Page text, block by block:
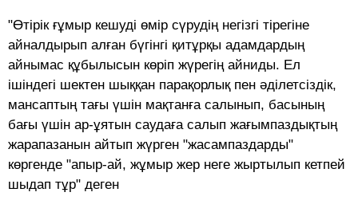
"Өтірік ғұмыр кешуді өмір сүрудің негізгі тірегіне
айналдырып алған бүгінгі қитұрқы адамдардың
айнымас құбылысын көріп жүрегің айниды. Ел
ішіндегі шектен шыққан парақорлық пен әділетсіздік,
мансаптың тағы үшін мақтанға салынып, басының
бағы үшін ар-ұятын саудаға салып жағымпаздықтың
жарапазанын айтып жүрген "жасампаздарды"
көргенде "апыр-ай, жұмыр жер неге жыртылып кетпей
шыдап тұр" деген